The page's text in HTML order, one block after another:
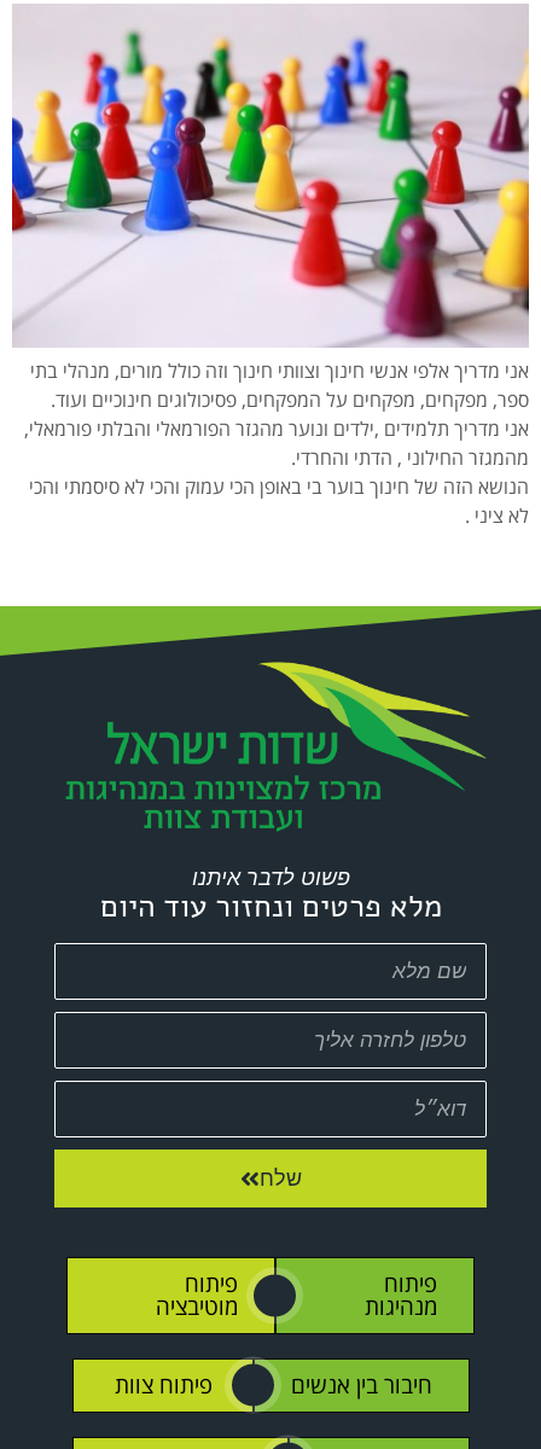
אני מדריך אלפי אנשי חינוך וצוותי חינוך וזה כולל מורים, מנהלי בתי
ספר, מפקחים, מפקחים על המפקחים, פסיכולוגים חינוכיים ועוד.
אני מדריך תלמידים ,ילדים ונוער מהגזר הפורמאלי והבלתי פורמאלי,
מהמגזר החילוני , הדתי והחרדי.
הנושא הזה של חינוך בוער בי באופן הכי עמוק והכי לא סיסמתי והכי
לא ציני .
פשוט לדבר איתנו
מלא פרטים ונחזור עוד היום
שלח
פיתוח
מנהיגות
פיתוח
מוטיבציה
חיבור בין אנשים פיתוח צוות